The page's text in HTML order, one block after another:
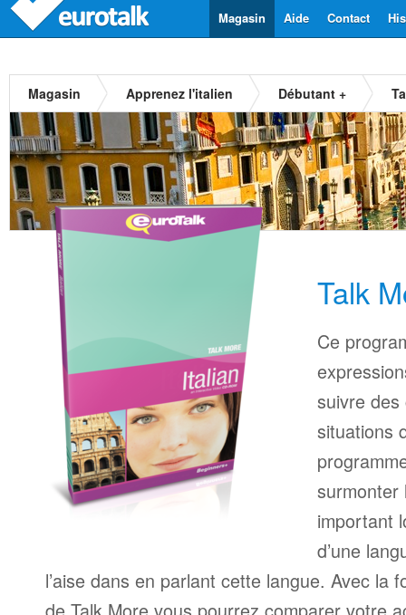
Contact
Aide
Magasin
Magasin Apprenez l'italien Débutant +
Talk
Ce
suivre
situations
surmonter
important
d’une
l’aise dans en parlant cette langue. Avec la